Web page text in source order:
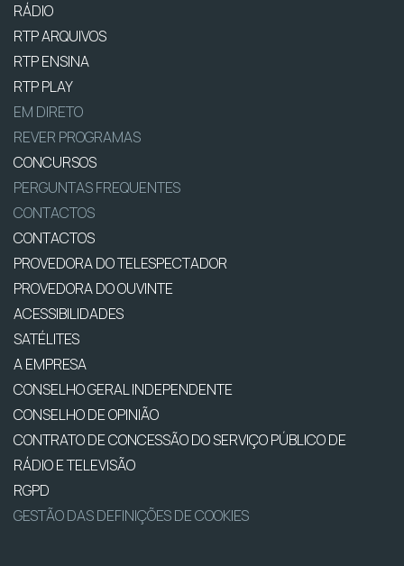
RÁDIO
RTP ARQUIVOS
RTP ENSINA
RTP PLAY
EM DIRETO
REVER PROGRAMAS
CONCURSOS
PERGUNTAS FREQUENTES
CONTACTOS
CONTACTOS
PROVEDORA DO TELESPECTADOR
PROVEDORA DO OUVINTE
ACESSIBILIDADES
SATÉLITES
A EMPRESA
CONSELHO GERAL INDEPENDENTE
CONSELHO DE OPINIÃO
CONTRATO DE CONCESSÃO DO SERVIÇO PÚBLICO DE
RÁDIO E TELEVISÃO
RGPD
GESTÃO DAS DEFINIÇÕES DE COOKIES